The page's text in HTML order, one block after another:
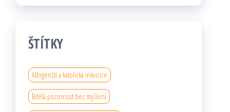
ŠTÍTKY
Albigenští a katolická inkvizice
Bdělá pozornost bez myšlení